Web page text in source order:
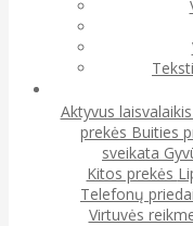
Aktyvus laisvalaikis
prekės Buities
sveikata
Kitos prekės
Telefonų priedai
Virtuvės